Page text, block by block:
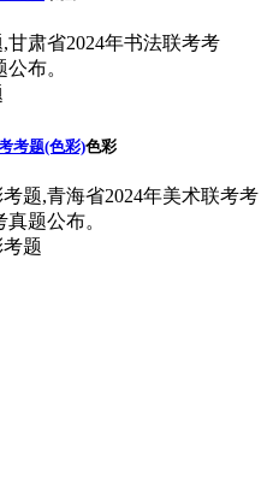
甘肃省2024年书法联考考
布。
考题(色彩)色彩
题,青海省2024年美术联考考
题公布。